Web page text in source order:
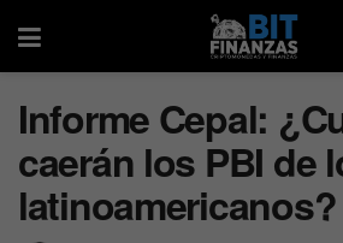
Informe Cepal:
caerán los PBI de
latinoamericanos?